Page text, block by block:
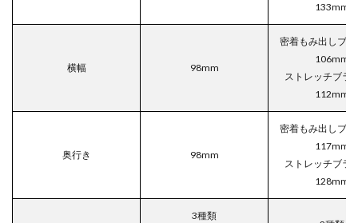
133mm
横幅 98mm
密着もみ出しブ
106mm
ストレッチブラ
112mm
奥行き 98mm
密着もみ出しブ
117mm
ストレッチブラ
128mm
3種類